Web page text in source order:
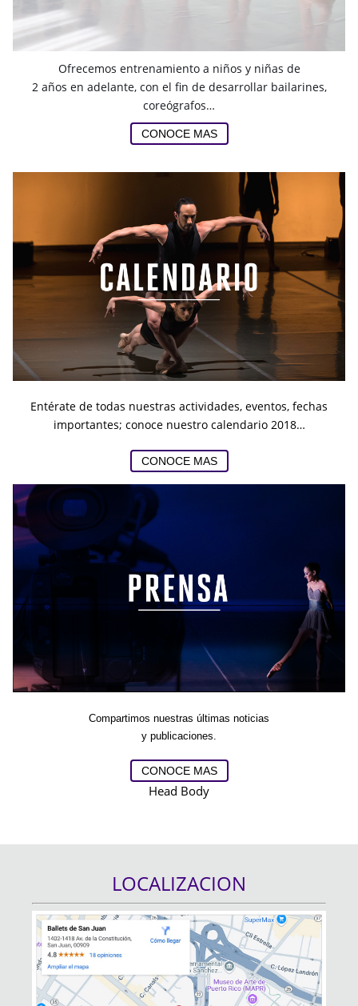
Ofrecemos entrenamiento a niños y niñas de
2 años en adelante, con el fin de desarrollar bailarines,
coreógrafos…
CONOCE MAS
Entérate de todas nuestras actividades, eventos, fechas
importantes; conoce nuestro calendario 2018…
CONOCE MAS
Compartimos nuestras últimas noticias
y publicaciones.
CONOCE MAS
Head Body
LOCALIZACION